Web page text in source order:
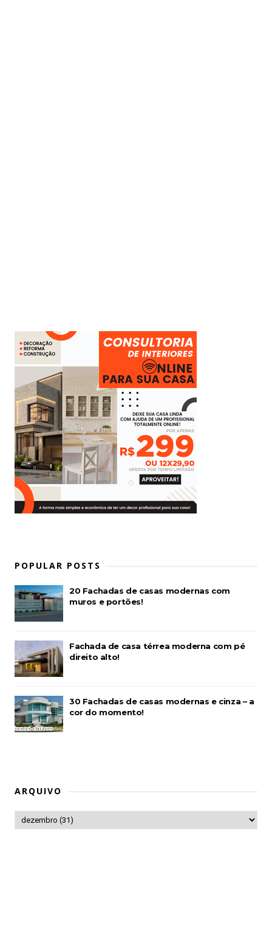
POPULAR POSTS
20 Fachadas de casas modernas com
muros e portões!
Fachada de casa térrea moderna com pé
direito alto!
30 Fachadas de casas modernas e cinza – a
cor do momento!
ARQUIVO